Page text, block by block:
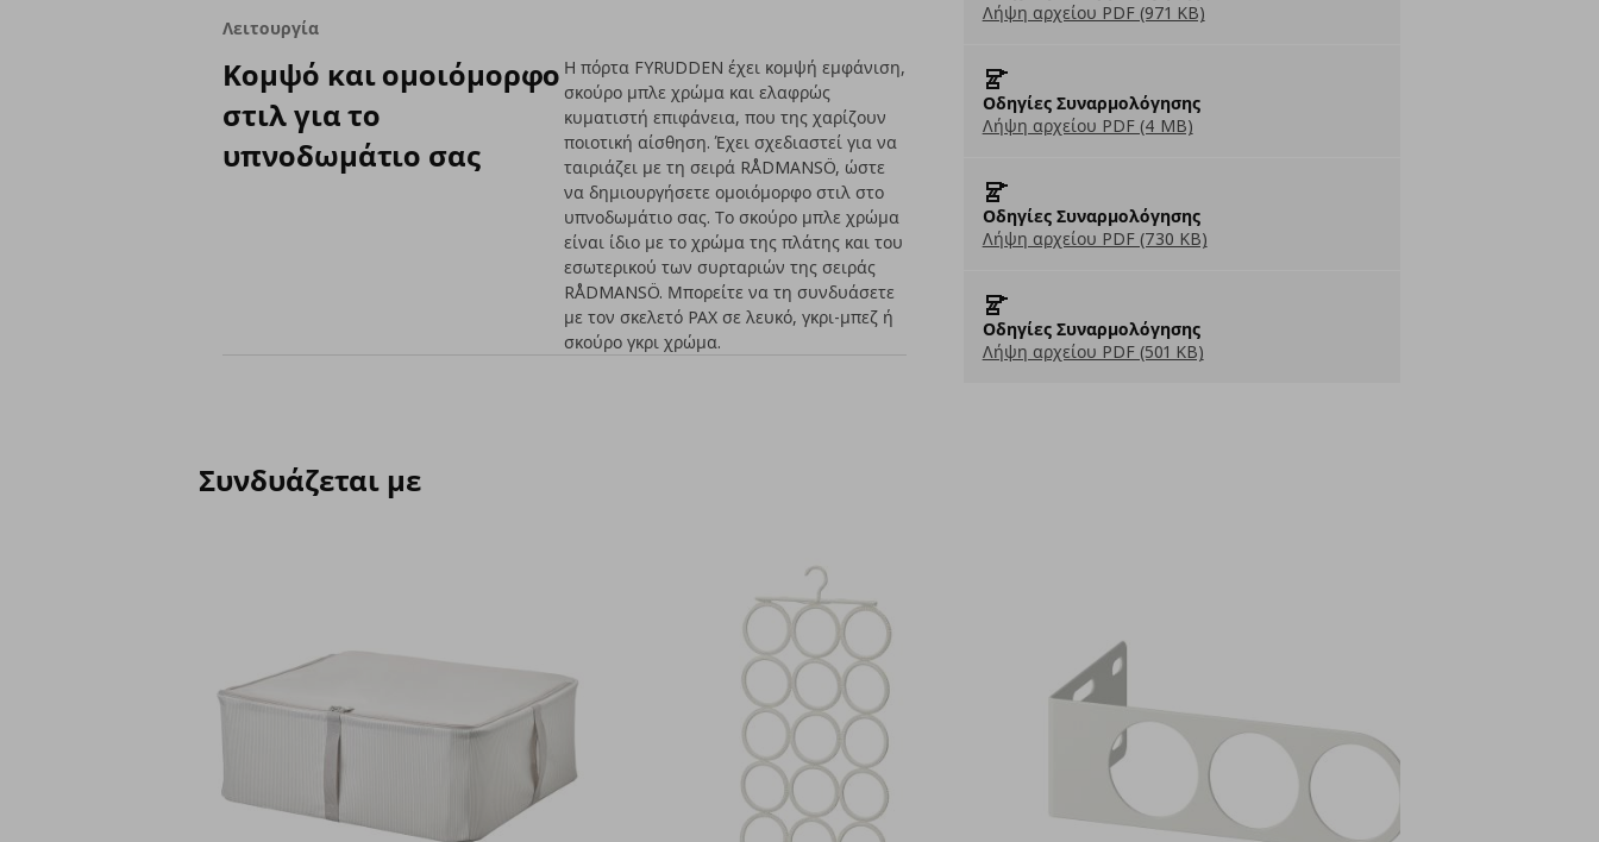
Λήψη αρχείου PDF (971 KB)
Οδηγίες Συναρμολόγησης
Λήψη αρχείου PDF (4 MB)
Οδηγίες Συναρμολόγησης
Λήψη αρχείου PDF (730 KB)
Οδηγίες Συναρμολόγησης
Λήψη αρχείου PDF (501 KB)
Λειτουργία
Κομψό και ομοιόμορφο
στιλ για το
υπνοδωμάτιο σας
Η πόρτα FYRUDDEN έχει κομψή εμφάνιση,
σκούρο μπλε χρώμα και ελαφρώς
κυματιστή επιφάνεια, που της χαρίζουν
ποιοτική αίσθηση. Έχει σχεδιαστεί για να
ταιριάζει με τη σειρά RÅDMANSÖ, ώστε
να δημιουργήσετε ομοιόμορφο στιλ στο
υπνοδωμάτιο σας. Το σκούρο μπλε χρώμα
είναι ίδιο με το χρώμα της πλάτης και του
εσωτερικού των συρταριών της σειράς
RÅDMANSÖ. Μπορείτε να τη συνδυάσετε
με τον σκελετό PAX σε λευκό, γκρι-μπεζ ή
σκούρο γκρι χρώμα.
Συνδυάζεται με